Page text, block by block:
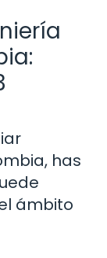
has
ámbito